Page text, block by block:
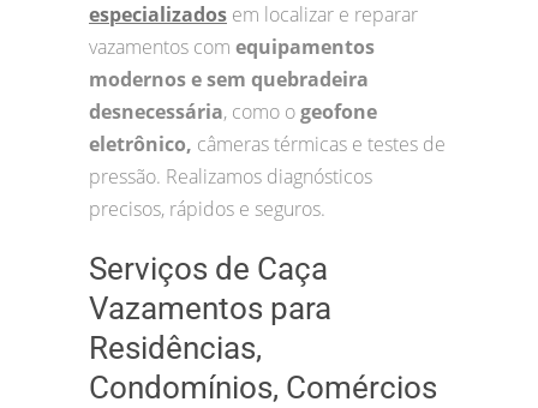
especializados em localizar e reparar
vazamentos com equipamentos
modernos e sem quebradeira
desnecessária, como ogeofone
eletrônico, câmeras térmicas e testes de
pressão. Realizamos diagnósticos
precisos, rápidos e seguros.
Serviços de Caça
Vazamentos para
Residências,
Condomínios, Comércios